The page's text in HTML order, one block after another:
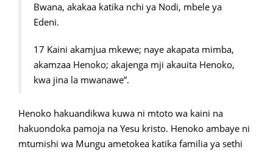
Bwana, akakaa katika nchi ya Nodi, mbele ya
Edeni.
17 Kaini akamjua mkewe; naye akapata mimba,
akamzaa Henoko; akajenga mji akauita Henoko,
kwa jina la mwanawe”.
Henoko hakuandikwa kuwa ni mtoto wa kaini na
hakuondoka pamoja na Yesu kristo. Henoko ambaye ni
mtumishi wa Mungu ametokea katika familia ya sethi